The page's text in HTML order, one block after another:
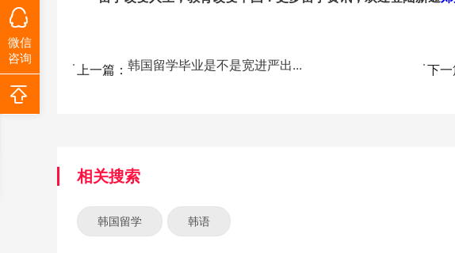
上一篇： 韩国留学毕业是不是宽进严出... 下一
相关搜索
韩国留学 韩语
微信
咨询